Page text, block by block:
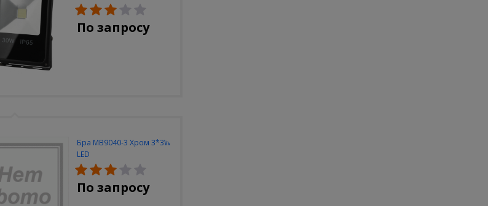
30W-6500K-M
По запросу
Бра MB9040-3 Хром 3*3W
LED
По запросу